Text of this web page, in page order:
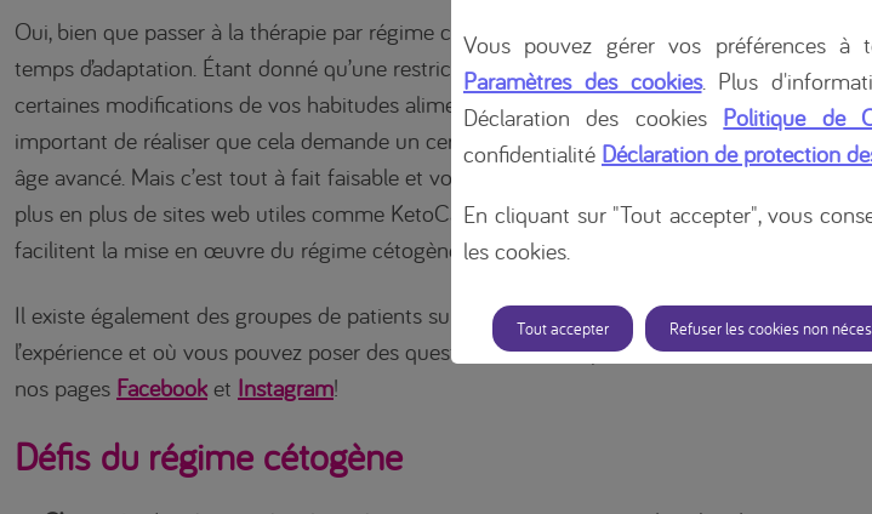
Oui, bien que passer à la thérapie par régime cétogène demande un certain
temps d’adaptation. Étant donné qu’une restriction des glucides est nécessaire,
certaines modifications de vos habitudes alimentaires sont inévitables. Il est
important de réaliser que cela demande un certain engagement, surtout à un
âge avancé. Mais c’est tout à fait faisable et vous n’êtes jamais seul! Il existe de
plus en plus de sites web utiles comme KetoCafé, des livres et des outils qui
facilitent la mise en œuvre du régime cétogène.
Il existe également des groupes de patients sur les réseaux sociaux qui ont de
l’expérience et où vous pouvez poser des questions. Pour l’inspiration, consultez
nos pages Facebook et Instagram!
Défis du régime cétogène
Vous pouvez gérer vos préférences
Paramètres des cookies. Plus
Déclaration des cookies Politique de
confidentialité Déclaration de protection
En cliquant sur "Tout accepter", vous
les cookies.
Tout accepter Refuser les cookies non